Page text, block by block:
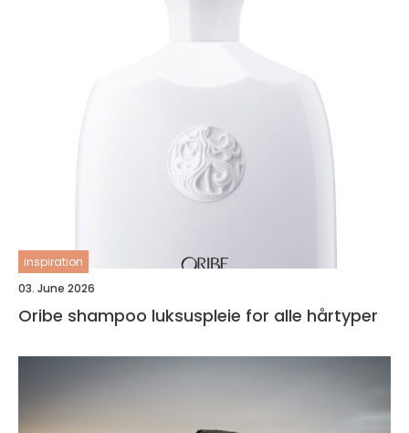
inspiration
03. June 2026
Oribe shampoo luksuspleie for alle hårtyper